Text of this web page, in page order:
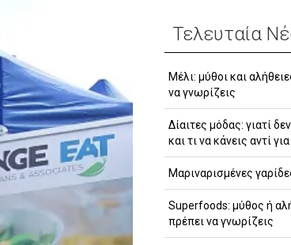
Τελευταία
Μέλι: μύθοι και
να γνωρίζεις
Δίαιτες μόδας: γιατί
και τι να κάνεις αντί
Μαριναρισμένες
Superfoods: μύθος ή
πρέπει να γνωρίζεις